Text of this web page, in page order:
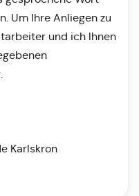
Um Ihre Anliegen zu
und ich Ihnen
Karlskron